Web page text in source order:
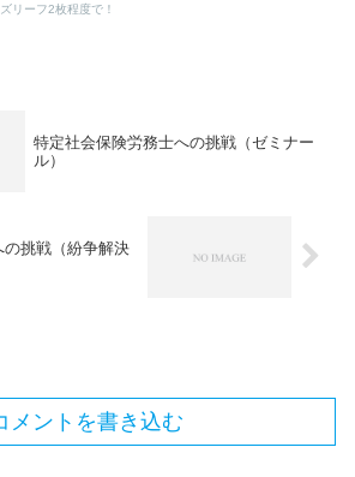
リーフ2枚程度で！
特定社会保険労務士への挑戦（ゼミナー
ル）
挑戦（紛争解決
メントを書き込む